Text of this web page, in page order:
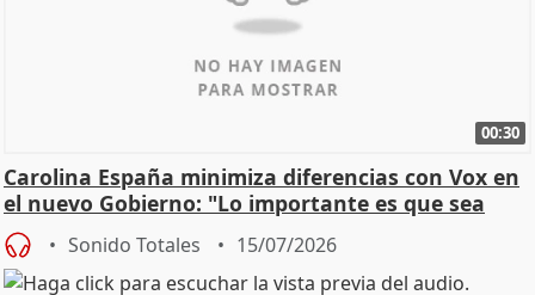
00:30
Carolina España minimiza diferencias con Vox en
el nuevo Gobierno: "Lo importante es que sea
una leg
Sonido Totales 15/07/2026